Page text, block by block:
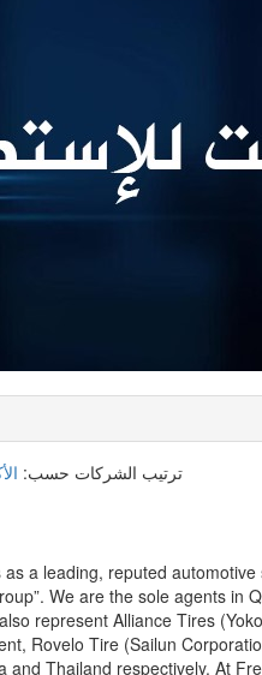
a leading, reputed
We are the sole agents in
represent Alliance Tires
Rovelo Tire (Sailun
Thailand respectively. At
and quality wheel alignment
and Markhiya (near
for your vehicles. We
Organizations.
الزيارات: 7008 | التقييم: 0 | المقيّمين: 0 | المدينةعربي _ AR
والتزاما بخدمة سوق السيارات في
لجميع فئات السيارت